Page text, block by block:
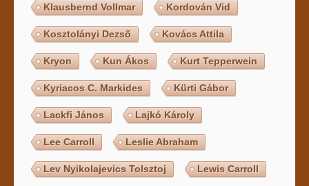
Klausbernd Vollmar Kordován Vid
Kosztolányi Dezső Kovács Attila
Kryon Kun Ákos Kurt Tepperwein
Kyriacos C. Markides Kürti Gábor
Lackfi János Lajkó Károly
Lee Carroll Leslie Abraham
Lev Nyikolajevics Tolsztoj Lewis Carroll